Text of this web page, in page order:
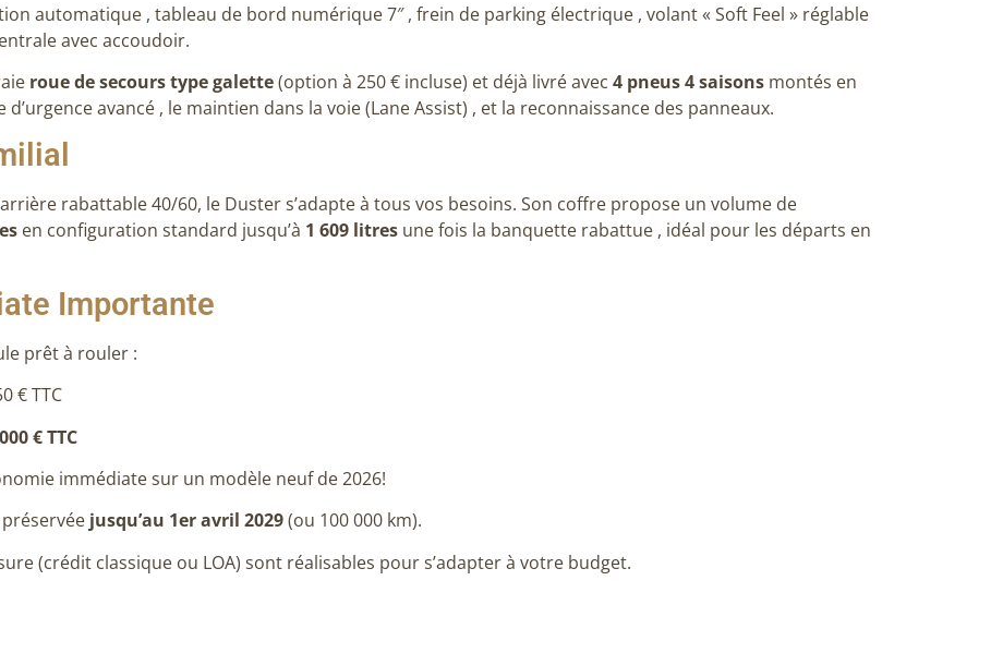
automatique , tableau de bord numérique 7″, frein de parking électrique , volant « Soft Feel » réglable
avec accoudoir.
roue de secours type galette(option à 250 € incluse) et déjà livré avec 4 pneus 4 saisons montés en
avancé , le maintien dans la voie (Lane Assist) , et la reconnaissance des panneaux.
rabattable 40/60, le Duster s’adapte à tous vos besoins. Son coffre propose un volume de
en configuration standard jusqu’à 1 609 litres une fois la banquette rabattue , idéal pour les départs en
Importante
prêt à rouler :
€ TTC
€ TTC
immédiate sur un modèle neuf de 2026!
jusqu’au 1er avril 2029(ou 100 000 km).
(crédit classique ou LOA) sont réalisables pour s’adapter à votre budget.